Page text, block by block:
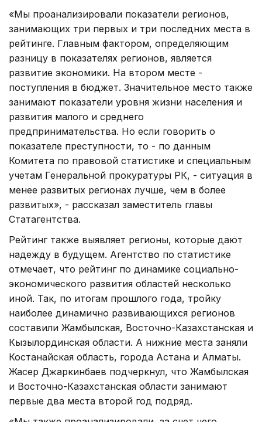
«Мы проанализировали показатели регионов,
занимающих три первых и три последних места в
рейтинге. Главным фактором, определяющим
разницу в показателях регионов, является
развитие экономики. На втором месте -
поступления в бюджет. Значительное место также
занимают показатели уровня жизни населения и
развития малого и среднего
предпринимательства. Но если говорить о
показателе преступности, то - по данным
Комитета по правовой статистике и специальным
учетам Генеральной прокуратуры РК, - ситуация в
менее развитых регионах лучше, чем в более
развитых», - рассказал заместитель главы
Статагентства.
Рейтинг также выявляет регионы, которые дают
надежду в будущем. Агентство по статистике
отмечает, что рейтинг по динамике социально-
экономического развития областей несколько
иной. Так, по итогам прошлого года, тройку
наиболее динамично развивающихся регионов
составили Жамбылская, Восточно-Казахстанская и
Кызылординская области. А нижние места заняли
Костанайская область, города Астана и Алматы.
Жасер Джаркинбаев подчеркнул, что Жамбылская
и Восточно-Казахстанская области занимают
первые два места второй год подряд.